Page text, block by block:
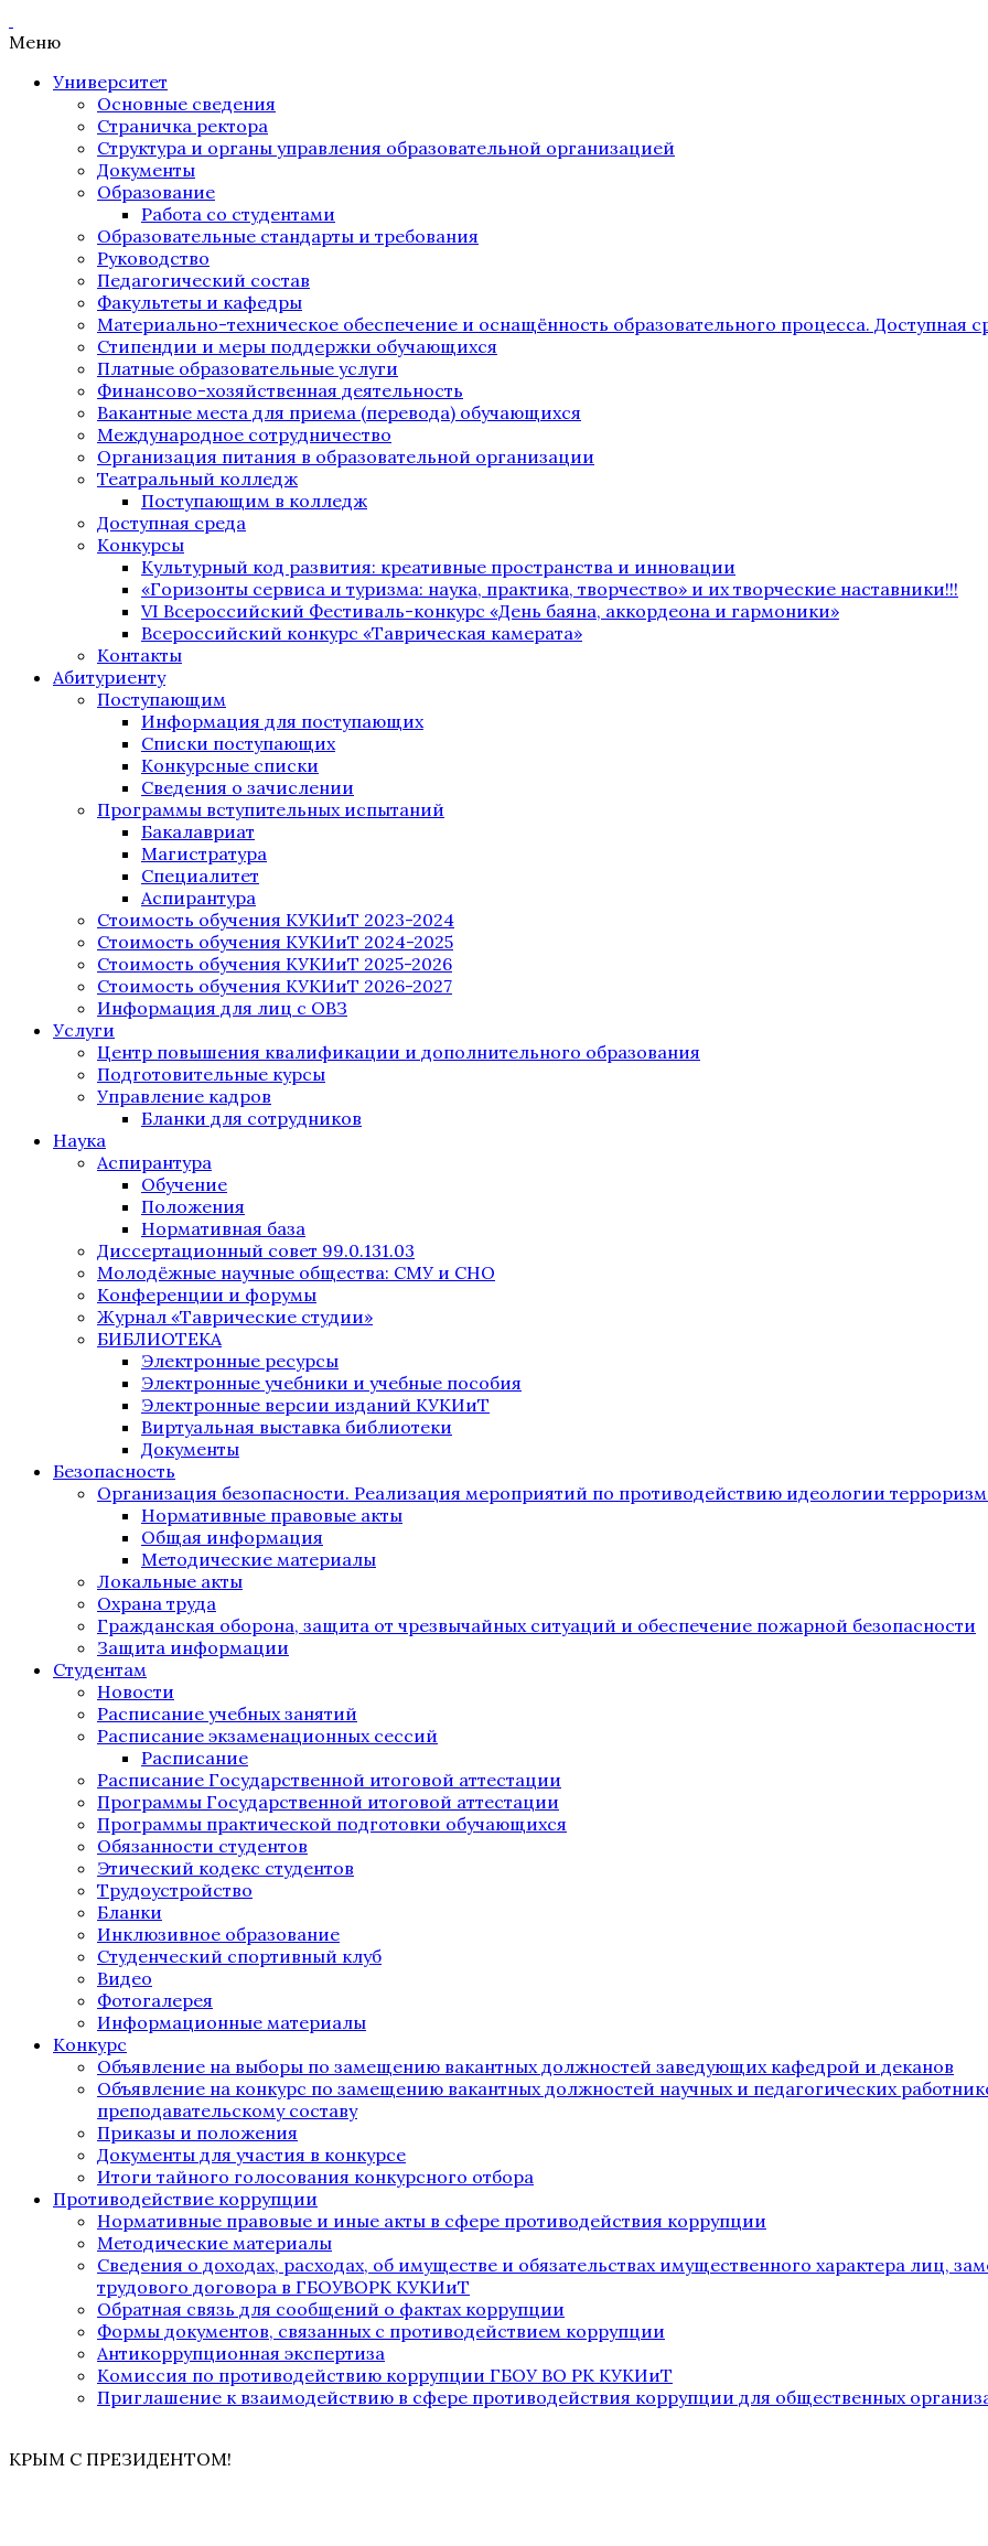
Меню
Университет
Основные сведения
Страничка ректора
Структура и органы управления образовательной организацией
Документы
Образование
Работа со студентами
Образовательные стандарты и требования
Руководство
Педагогический состав
Факультеты и кафедры
Материально-техническое обеспечение и оснащённость образовательного процесса. Доступная
Стипендии и меры поддержки обучающихся
Платные образовательные услуги
Финансово-хозяйственная деятельность
Вакантные места для приема (перевода) обучающихся
Международное сотрудничество
Организация питания в образовательной организации
Театральный колледж
Поступающим в колледж
Доступная среда
Конкурсы
Культурный код развития: креативные пространства и инновации
«Горизонты сервиса и туризма: наука, практика, творчество» и их творческие наставники!!!
VI Всероссийский Фестиваль-конкурс «День баяна, аккордеона и гармоники»
Всероссийский конкурс «Таврическая камерата»
Контакты
Абитуриенту
Поступающим
Информация для поступающих
Списки поступающих
Конкурсные списки
Сведения о зачислении
Программы вступительных испытаний
Бакалавриат
Магистратура
Специалитет
Аспирантура
Стоимость обучения КУКИиТ 2023-2024
Стоимость обучения КУКИиТ 2024-2025
Стоимость обучения КУКИиТ 2025-2026
Стоимость обучения КУКИиТ 2026-2027
Информация для лиц с ОВЗ
Услуги
Центр повышения квалификации и дополнительного образования
Подготовительные курсы
Управление кадров
Бланки для сотрудников
Наука
Аспирантура
Обучение
Положения
Нормативная база
Диссертационный совет 99.0.131.03
Молодёжные научные общества: СМУ и СНО
Конференции и форумы
Журнал «Таврические студии»
БИБЛИОТЕКА
Электронные ресурсы
Электронные учебники и учебные пособия
Электронные версии изданий КУКИиТ
Виртуальная выставка библиотеки
Документы
Безопасность
Организация безопасности. Реализация мероприятий по противодействию идеологии
Нормативные правовые акты
Общая информация
Методические материалы
Локальные акты
Охрана труда
Гражданская оборона, защита от чрезвычайных ситуаций и обеспечение пожарной безопасности
Защита информации
Студентам
Новости
Расписание учебных занятий
Расписание экзаменационных сессий
Расписание
Расписание Государственной итоговой аттестации
Программы Государственной итоговой аттестации
Программы практической подготовки обучающихся
Обязанности студентов
Этический кодекс студентов
Трудоустройство
Бланки
Инклюзивное образование
Студенческий спортивный клуб
Видео
Фотогалерея
Информационные материалы
Конкурс
Объявление на выборы по замещению вакантных должностей заведующих кафедрой и деканов
Объявление на конкурс по замещению вакантных должностей научных и педагогических
преподавательскому составу
Приказы и положения
Документы для участия в конкурсе
Итоги тайного голосования конкурсного отбора
Противодействие коррупции
Нормативные правовые и иные акты в сфере противодействия коррупции
Методические материалы
Сведения о доходах, расходах, об имуществе и обязательствах имущественного характера лиц,
трудового договора в ГБОУВОРК КУКИиТ
Обратная связь для сообщений о фактах коррупции
Формы документов, связанных с противодействием коррупции
Антикоррупционная экспертиза
Комиссия по противодействию коррупции ГБОУ ВО РК КУКИиТ
Приглашение к взаимодействию в сфере противодействия коррупции для общественных
КРЫМ С ПРЕЗИДЕНТОМ!